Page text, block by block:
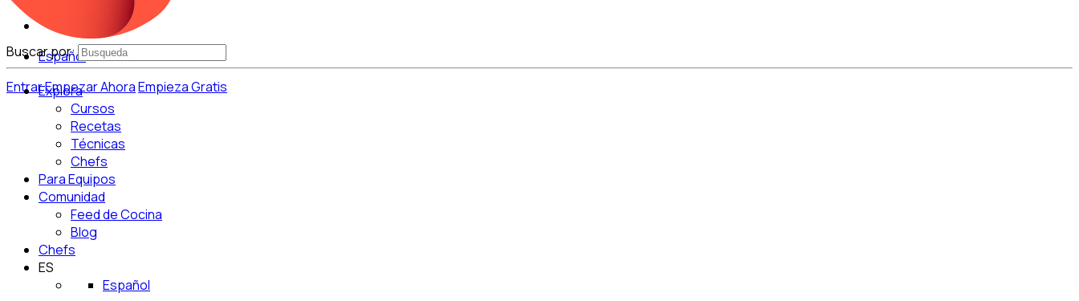
Español
EntrarEmpezar AhoraEmpieza Gratis
Buscar por:
Explora
Cursos
Recetas
Técnicas
Chefs
Para Equipos
Comunidad
Feed de Cocina
Blog
Chefs
ES
Español